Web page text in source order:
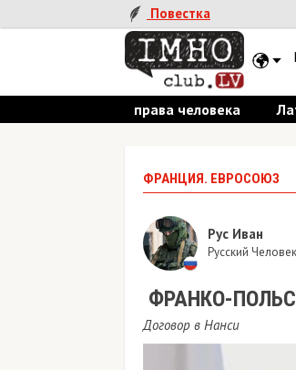
Повестка
права человека
ФРАНЦИЯ. ЕВРОСОЮЗ
Рус Иван
Русский
ФРАНКО-
Договор в Нанси